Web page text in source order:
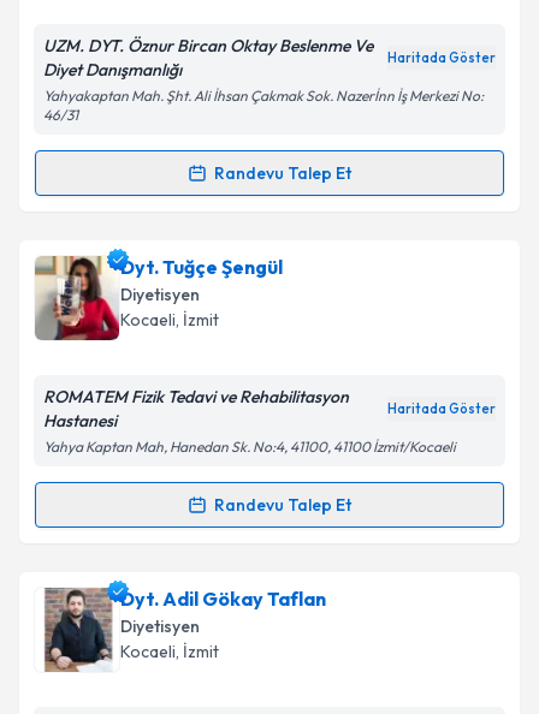
Metni'ni okudum ve kişisel verilerimin belirtilen
kapsamda işlenmesini kabul ediyorum.
UZM. DYT. Öznur Bircan Oktay Beslenme Ve
Diyet Danışmanlığı
Haritada Göster
Yahyakaptan Mah. Şht. Ali İhsan Çakmak Sok. Nazerİnn İş Merkezi No:
46/31
Randevu Talep Et
Randevu Takvimi Talebi
Uzm. Dyt. Öznur Bircan Oktay
talebi oluşturun. Size bu uzmandan randevu almanız
için bir takvim hazırlandığında e-posta ile
bilgilendireceğiz.
Kişisel verilerimin işlenmesine ilişkin
Metni'ni okudum ve kişisel verilerimin belirtilen
Takvim Talebini Gönder
Dyt. Tuğçe Şengül
Diyetisyen
Kocaeli, İzmit
ROMATEM Fizik Tedavi ve Rehabilitasyon
Hastanesi
Haritada Göster
Yahya Kaptan Mah, Hanedan Sk. No:4, 41100, 41100 İzmit/Kocaeli
Randevu Talep Et
Randevu Takvimi Talebi
Dyt. Tuğçe Şengüliçin randevu takvimi talebi
oluşturun. Size bu uzmandan randevu almanız için bir
takvim hazırlandığında e-posta ile bilgilendireceğiz.
Dyt. Adil Gökay Taflan
Diyetisyen
Kocaeli, İzmit